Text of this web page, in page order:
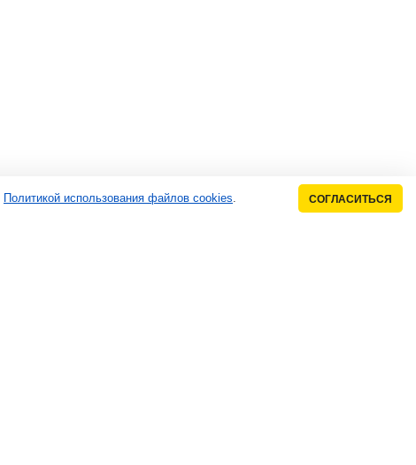
Политикой использования файлов cookies. СОГЛАСИТЬСЯ